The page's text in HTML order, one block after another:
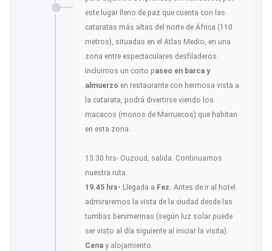
este lugar lleno de paz que cuenta con las
cataratas más altas del norte de África (110
metros), situadas en el Atlas Medio, en una
zona entre espectaculares desfiladeros.
Incluimos un corto paseo en barca y
almuerzo en restaurante con hermosa vista a
la catarata, podrá divertirse viendo los
macacos (monos de Marruecos) que habitan
en esta zona.
13.30 hrs- Ouzoud, salida. Continuamos
nuestra ruta.
19.45 hrs- Llegada a Fez. Antes de ir al hotel
admiraremos la vista de la ciudad desde las
tumbas benimerinas (según luz solar puede
ser visto al día siguiente al iniciar la visita).
Cena y alojamiento.